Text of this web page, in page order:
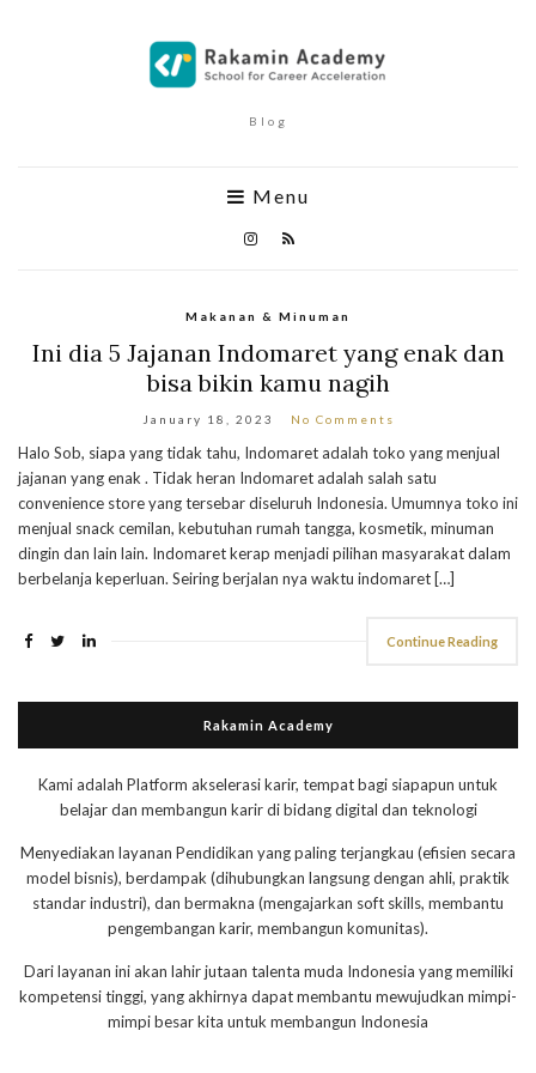
Blog
Menu
Makanan & Minuman
Ini dia 5 Jajanan Indomaret yang enak dan
bisa bikin kamu nagih
January 18, 2023 No Comments
Halo Sob, siapa yang tidak tahu, Indomaret adalah toko yang menjual
jajanan yang enak . Tidak heran Indomaret adalah salah satu
convenience store yang tersebar diseluruh Indonesia. Umumnya toko ini
menjual snack cemilan, kebutuhan rumah tangga, kosmetik, minuman
dingin dan lain lain. Indomaret kerap menjadi pilihan masyarakat dalam
berbelanja keperluan. Seiring berjalan nya waktu indomaret […]
Continue Reading
Rakamin Academy
Kami adalah Platform akselerasi karir, tempat bagi siapapun untuk
belajar dan membangun karir di bidang digital dan teknologi
Menyediakan layanan Pendidikan yang paling terjangkau (efisien secara
model bisnis), berdampak (dihubungkan langsung dengan ahli, praktik
standar industri), dan bermakna (mengajarkan soft skills, membantu
pengembangan karir, membangun komunitas).
Dari layanan ini akan lahir jutaan talenta muda Indonesia yang memiliki
kompetensi tinggi, yang akhirnya dapat membantu mewujudkan mimpi-
mimpi besar kita untuk membangun Indonesia